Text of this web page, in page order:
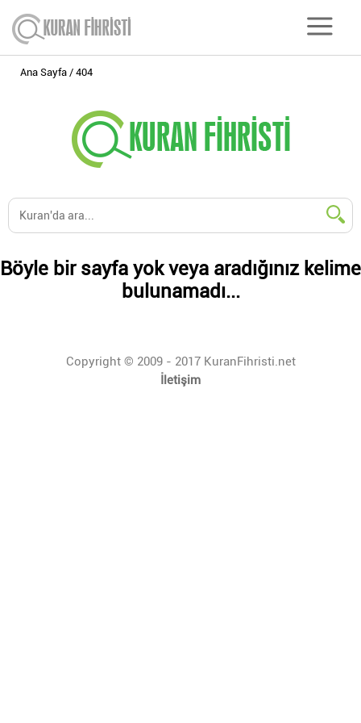
Ana Sayfa 404
Böyle bir sayfa yok veya aradığınız kelime
bulunamadı...
Copyright © 2009 - 2017 KuranFihristi.net
İletişim